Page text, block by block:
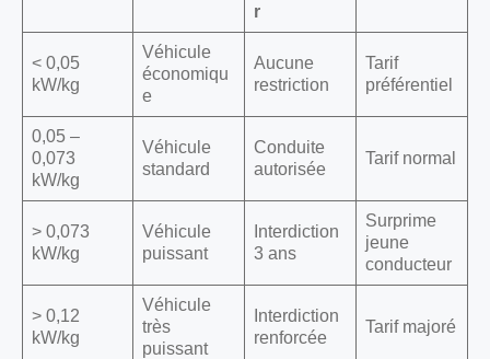
r
< 0,05
kW/kg
Véhicule
économiqu
e
Aucune
restriction
Tarif
préférentiel
0,05 –
0,073
kW/kg
Véhicule
standard
Conduite
autorisée
Tarif normal
> 0,073
kW/kg
Véhicule
puissant
Interdiction
3 ans
Surprime
jeune
conducteur
> 0,12
kW/kg
Véhicule
très
puissant
Interdiction
renforcée
Tarif majoré